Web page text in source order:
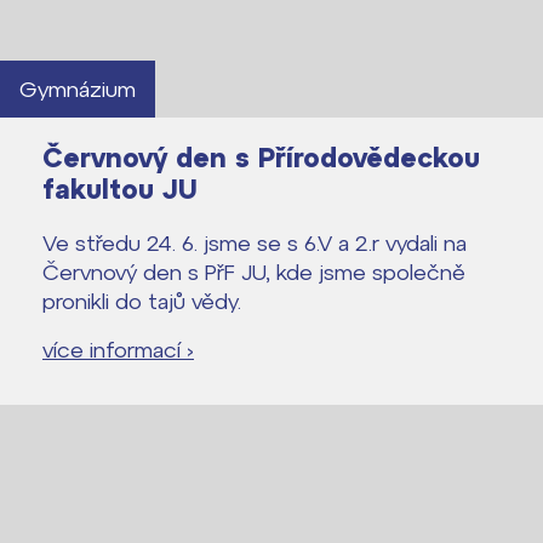
Gymnázium
Červnový den s Přírodovědeckou
fakultou JU
Ve středu 24. 6. jsme se s 6.V a 2.r vydali na
Červnový den s PřF JU, kde jsme společně
pronikli do tajů vědy.
více informací ›